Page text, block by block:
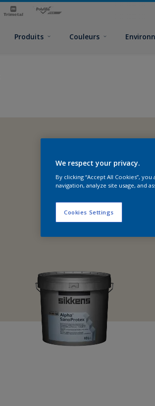
Produits Couleurs
We respect your privacy.
By clicking “Accept All Cookies”,
navigation, analyze site usage, and
Cookies Settings